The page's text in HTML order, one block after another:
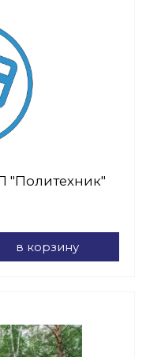
"Политехник"
в корзину